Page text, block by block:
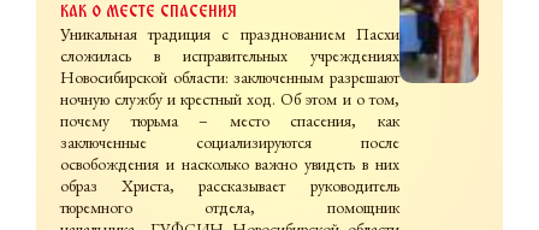
как о месте спасения
Уникальная традиция с празднованием Пасхи
сложилась в исправительных учреждениях
Новосибирской области: заключенным разрешают
ночную службу и крестный ход. Об этом и о том,
почему тюрьма – место спасения, как
заключенные социализируются после
освобождения и насколько важно увидеть в них
образ Христа, рассказывает руководитель
тюремного отдела, помощник